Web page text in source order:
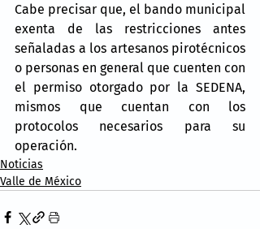
Cabe precisar que, el bando municipal
exenta de las restricciones antes
señaladas a los artesanos pirotécnicos
o personas en general que cuenten con
el permiso otorgado por la SEDENA,
mismos que cuentan con los
protocolos necesarios para su
operación.
Noticias
Valle de México